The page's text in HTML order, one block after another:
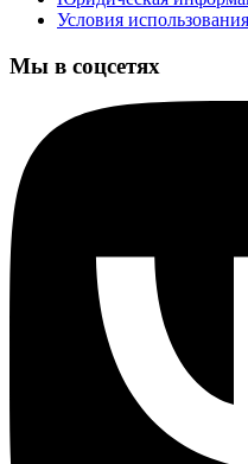
Условия
Мы в соцсетях